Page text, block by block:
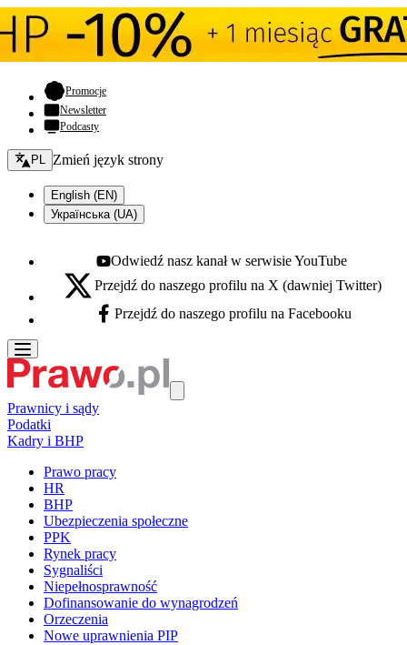
Promocje- otwiera się w nowej karcie
Newsletter
Podcasty
Zmień język - bieżący:
PL Zmień język strony
English (EN)
Українська (UA)
Youtube - otwiera się w nowej karcie
Odwiedź nasz kanał w serwisie YouTube
X - otwiera się w nowej karcie
Przejdź do naszego profilu na X (dawniej Twitter)
Facebook - otwiera się w nowej karcie
Przejdź do naszego profilu na Facebooku
Prawnicy i sądy
Podatki
Kadry i BHP
Prawo pracy
HR
BHP
Ubezpieczenia społeczne
PPK
Rynek pracy
Sygnaliści
Niepełnosprawność
Dofinansowanie do wynagrodzeń
Orzeczenia
Nowe uprawnienia PIP